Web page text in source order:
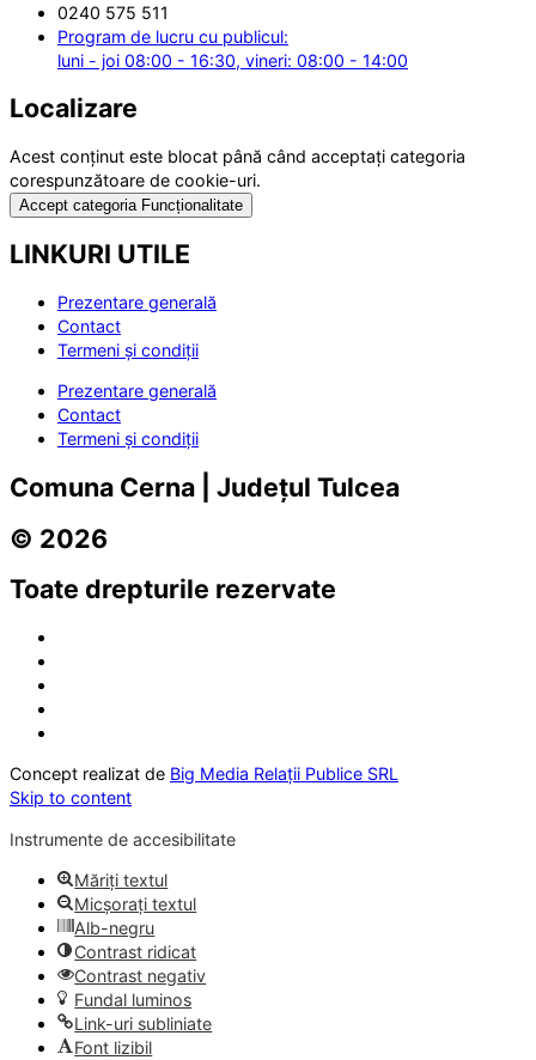
0240 575 511
Program de lucru cu publicul:
luni - joi 08:00 - 16:30, vineri: 08:00 - 14:00
Localizare
Acest conținut este blocat până când acceptați categoria
corespunzătoare de cookie-uri.
Accept categoria Funcționalitate
LINKURI UTILE
Prezentare generală
Contact
Termeni și condiții
Prezentare generală
Contact
Termeni și condiții
Comuna Cerna | Județul Tulcea
© 2026
Toate drepturile rezervate
Concept realizat de Big Media Relații Publice SRL
Skip to content
Instrumente de accesibilitate
Măriți textul
Micșorați textul
Alb-negru
Contrast ridicat
Contrast negativ
Fundal luminos
Link-uri subliniate
Font lizibil